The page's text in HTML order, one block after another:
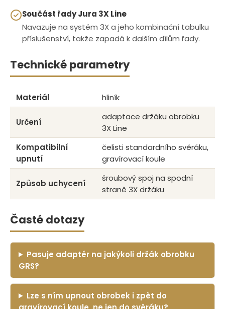
Součást řady Jura 3X Line
Navazuje na systém 3X a jeho kombinační tabulku
příslušenství, takže zapadá k dalším dílům řady.
Technické parametry
Materiál hliník
Určení
adaptace držáku obrobku
3X Line
Kompatibilní
upnutí
čelisti standardního svěráku,
gravírovací koule
Způsob uchycení
šroubový spoj na spodní
straně 3X držáku
Časté dotazy
Pasuje adaptér na jakýkoli držák obrobku
GRS?
Lze s ním upnout obrobek i zpět do